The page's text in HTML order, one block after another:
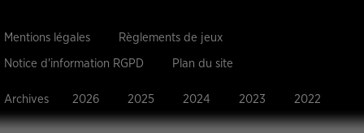
Mentions légales Règlements de jeux
Notice d'information RGPD Plan du site
Archives 2026 2025 2024 2023 2022